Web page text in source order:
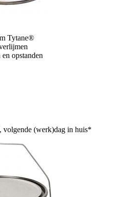
Tytane®
opstanden
volgende (werk)dag in huis*